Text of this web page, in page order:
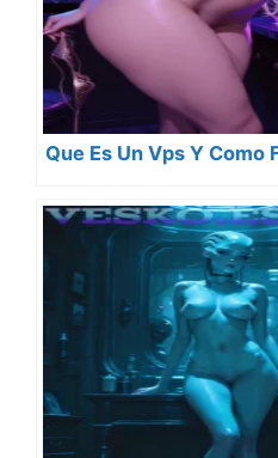
Que Es Un Vps Y Como